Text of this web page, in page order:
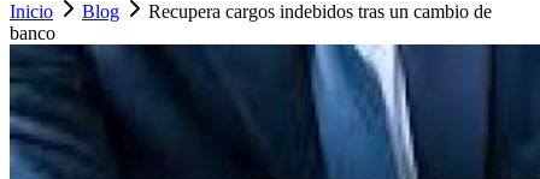
Inicio Blog
Recupera cargos indebidos tras un cambio de
banco